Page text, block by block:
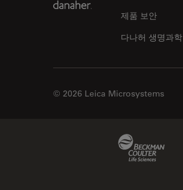
제품 보안
다나허 생명과학
© 2026 Leica Microsystems